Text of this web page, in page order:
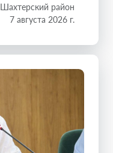
Шахтерский район
7 августа 2026 г.